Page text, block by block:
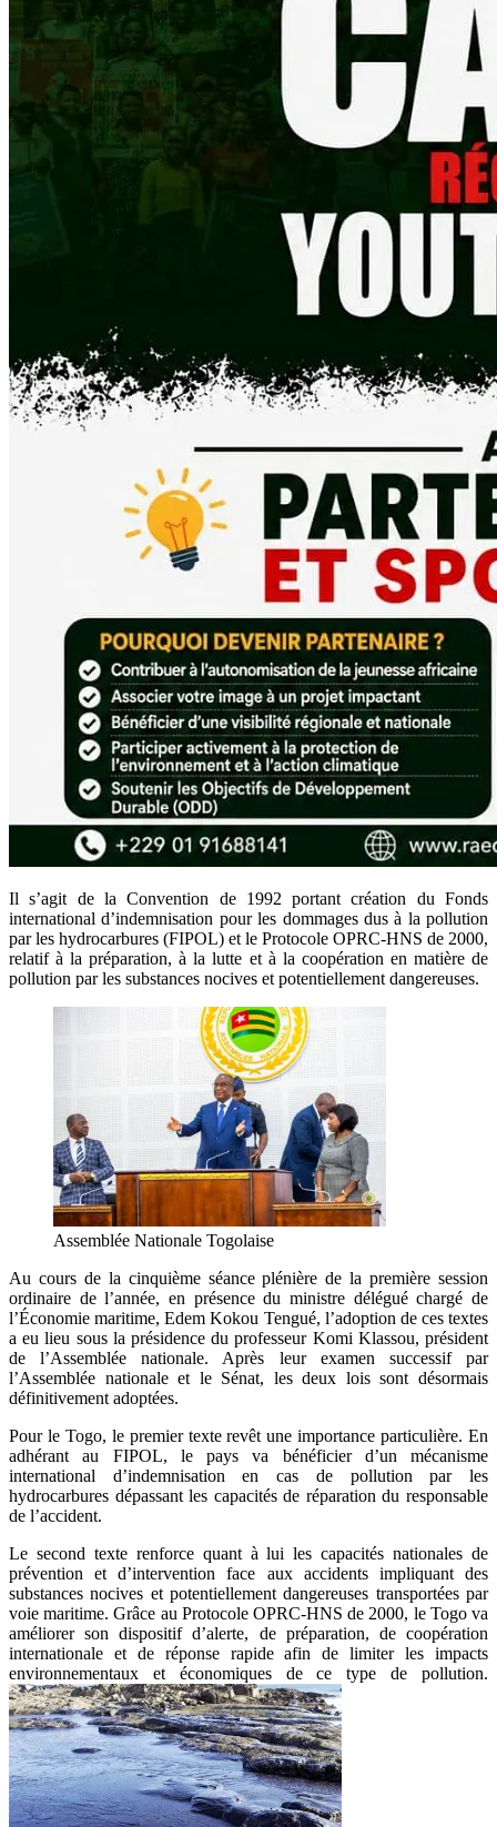
Il s’agit de la Convention de 1992 portant création du Fonds
international d’indemnisation pour les dommages dus à la pollution
par les hydrocarbures (FIPOL) et le Protocole OPRC-HNS de 2000,
relatif à la préparation, à la lutte et à la coopération en matière de
pollution par les substances nocives et potentiellement dangereuses.
Assemblée Nationale Togolaise
Au cours de la cinquième séance plénière de la première session
ordinaire de l’année, en présence du ministre délégué chargé de
l’Économie maritime, Edem Kokou Tengué, l’adoption de ces textes
a eu lieu sous la présidence du professeur Komi Klassou, président
de l’Assemblée nationale. Après leur examen successif par
l’Assemblée nationale et le Sénat, les deux lois sont désormais
définitivement adoptées.
Pour le Togo, le premier texte revêt une importance particulière. En
adhérant au FIPOL, le pays va bénéficier d’un mécanisme
international d’indemnisation en cas de pollution par les
hydrocarbures dépassant les capacités de réparation du responsable
de l’accident.
Le second texte renforce quant à lui les capacités nationales de
prévention et d’intervention face aux accidents impliquant des
substances nocives et potentiellement dangereuses transportées par
voie maritime. Grâce au Protocole OPRC-HNS de 2000, le Togo va
améliorer son dispositif d’alerte, de préparation, de coopération
internationale et de réponse rapide afin de limiter les impacts
environnementaux et économiques de ce type de pollution.